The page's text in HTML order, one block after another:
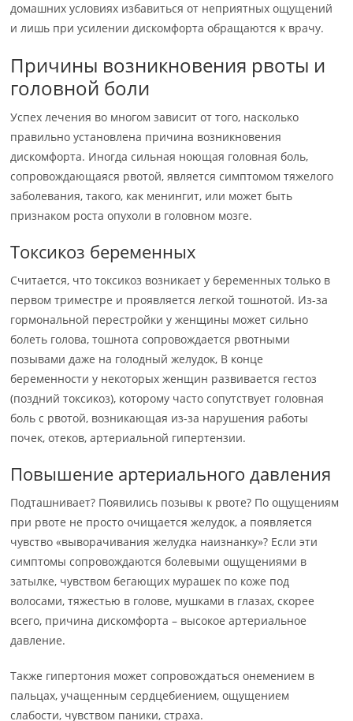
домашних условиях избавиться от неприятных ощущений
и лишь при усилении дискомфорта обращаются к врачу.
Причины возникновения рвоты и
головной боли
Успех лечения во многом зависит от того, насколько
правильно установлена причина возникновения
дискомфорта. Иногда сильная ноющая головная боль,
сопровождающаяся рвотой, является симптомом тяжелого
заболевания, такого, как менингит, или может быть
признаком роста опухоли в головном мозге.
Токсикоз беременных
Считается, что токсикоз возникает у беременных только в
первом триместре и проявляется легкой тошнотой. Из-за
гормональной перестройки у женщины может сильно
болеть голова, тошнота сопровождается рвотными
позывами даже на голодный желудок, В конце
беременности у некоторых женщин развивается гестоз
(поздний токсикоз), которому часто сопутствует головная
боль с рвотой, возникающая из-за нарушения работы
почек, отеков, артериальной гипертензии.
Повышение артериального давления
Подташнивает? Появились позывы к рвоте? По ощущениям
при рвоте не просто очищается желудок, а появляется
чувство «выворачивания желудка наизнанку»? Если эти
симптомы сопровождаются болевыми ощущениями в
затылке, чувством бегающих мурашек по коже под
волосами, тяжестью в голове, мушками в глазах, скорее
всего, причина дискомфорта – высокое артериальное
давление.
Также гипертония может сопровождаться онемением в
пальцах, учащенным сердцебиением, ощущением
слабости, чувством паники, страха.